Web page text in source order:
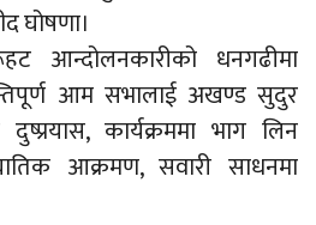
घोषणा।
आन्दोलनकारीको धनगढीमा
आम सभालाई अखण्ड सुदुर
दुष्प्रयास, कार्यक्रममा भाग लिन
आक्रमण, सवारी साधनमा